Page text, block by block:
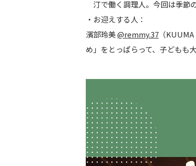
汀で働く調理人。今回は季節
・お迎えする人：
濱部玲美@remmy.37 （
め」をとっぱらって、子どもも